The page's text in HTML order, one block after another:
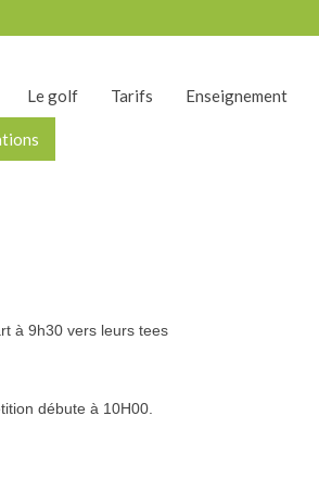
Le golf Tarifs Enseignement
à 9h30 vers leurs tees
débute à 10H00.